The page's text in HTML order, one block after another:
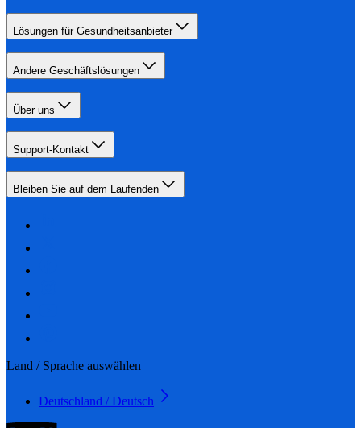
Lösungen für Gesundheitsanbieter
Andere Geschäftslösungen
Über uns
Support-Kontakt
Bleiben Sie auf dem Laufenden
Land / Sprache auswählen
Deutschland / Deutsch